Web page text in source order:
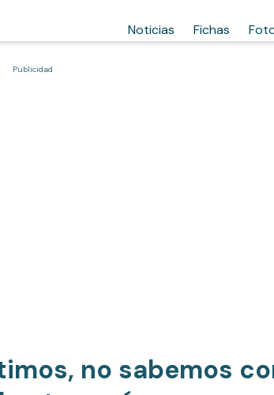
Noticias Fichas
Publicidad
no sabemos